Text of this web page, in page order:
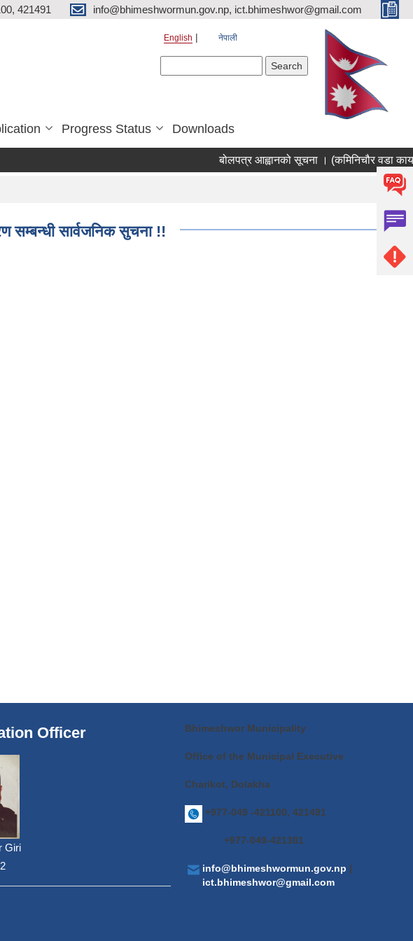
421491 info@bhimeshwormun.gov.np, ict.bhimeshwor@gmail.com
English नेपाली
Progress Status Downloads
बोलपत्र आह्वानको सूचना । (कमिनिचौर वडा
सम्बन्धी सार्वजनिक सुचना !!
Officer
Giri
Bhimeshwor Municipality
Office of the Municipal Executive
Charikot, Dolakha
+977-049 -421100, 421491
+977-049-421381
info@bhimeshwormun.gov.np |
ict.bhimeshwor@gmail.com